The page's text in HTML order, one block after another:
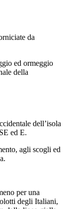
da
ed ormeggio
della
dell’isola
ed E.
agli scogli ed
per una
degli Italiani,